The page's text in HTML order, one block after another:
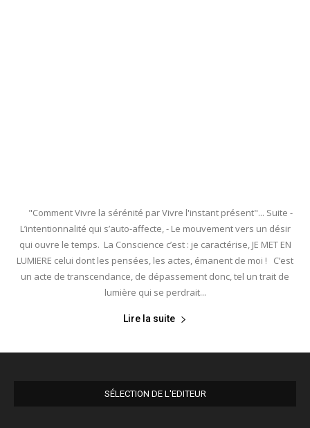
"Comment Vivre la sérénité par Vivre l'instant présent"... Suite -
L’intentionnalité qui s’auto-affecte, - Le mouvement vers un désir
qui ouvre le temps. La Conscience c’est : je caractérise, JE MET EN
LUMIERE celui dont les pensées, les actes, émanent de moi ! C’est
un acte de transcendance, de dépassement donc, tel un trait de
lumière qui se perdrait...
Lire la suite
SÉLECTION DE L'EDITEUR